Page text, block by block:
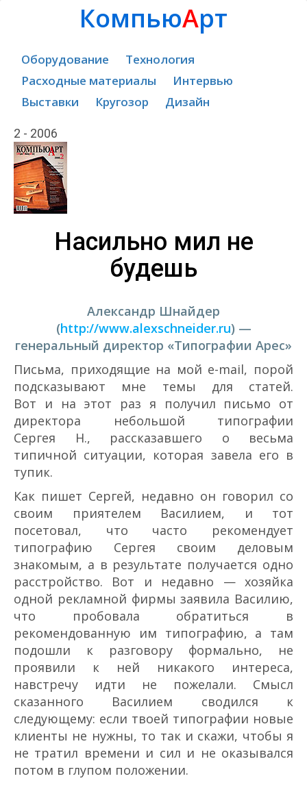
КомпьюАрт
Оборудование
Технология
Расходные материалы
Интервью
Выставки
Кругозор Дизайн
2 - 2006
Насильно мил не
будешь
Александр Шнайдер
(http://www.alexschneider.ru) —
генеральный директор «Типографии Арес»
Письма, приходящие на мой e-mail, порой
подсказывают мне темы для статей.
Вот и на этот раз я получил письмо от
директора небольшой типографии
Сергея Н., рассказавшего о весьма
типичной ситуации, которая завела его в
тупик.
Как пишет Сергей, недавно он говорил со
своим приятелем Василием, и тот
посетовал, что часто рекомендует
типографию Сергея своим деловым
знакомым, а в результате получается одно
расстройство. Вот и недавно — хозяйка
одной рекламной фирмы заявила Василию,
что пробовала обратиться в
рекомендованную им типографию, а там
подошли к разговору формально, не
проявили к ней никакого интереса,
навстречу идти не пожелали. Смысл
сказанного Василием сводился к
следующему: если твоей типографии новые
клиенты не нужны, то так и скажи, чтобы я
не тратил времени и сил и не оказывался
потом в глупом положении.